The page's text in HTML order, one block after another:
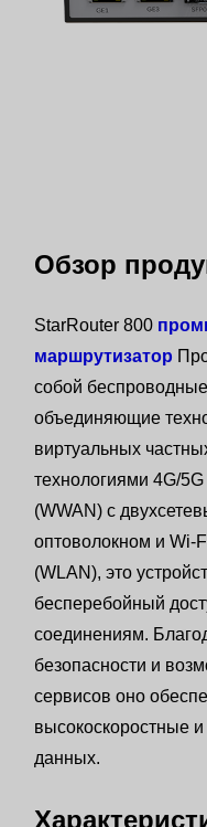
Обзор
StarRouter 800
маршрутизатор
собой
объединяющие
виртуальных
технологиями 4G/
(WWAN) с
оптоволокном и Wi-
(WLAN), это
бесперебойный
соединениям.
безопасности и
сервисов оно
высокоскоростные
данных.